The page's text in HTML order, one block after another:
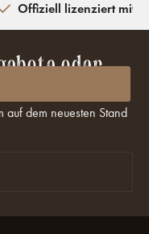
Offiziell lizenziert mit
oder
dem neuesten Stand